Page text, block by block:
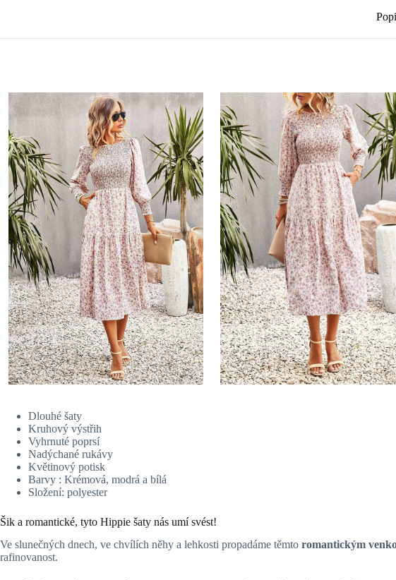
Dlouhé šaty
Kruhový výstřih
Vyhrnuté poprsí
Nadýchané rukávy
Květinový potisk
Barvy : Krémová, modrá a bílá
Složení: polyester
Šik a romantické, tyto Hippie šaty nás umí svést!
Ve slunečných dnech, ve chvílích něhy a lehkosti propadáme těmto romantickým
rafinovanost.